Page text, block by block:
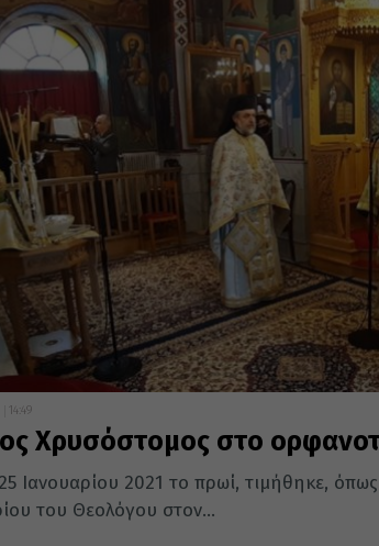
14:49
Χρυσόστομος στο
Ιανουαρίου 2021 το πρωί, τιμήθηκε,
του Θεολόγου στον...